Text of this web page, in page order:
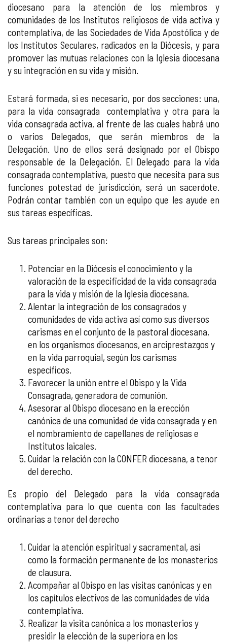
diocesano para la atención de los miembros y
comunidades de los Institutos religiosos de vida activa y
contemplativa, de las Sociedades de Vida Apostólica y de
los Institutos Seculares, radicados en la Diócesis, y para
promover las mutuas relaciones con la Iglesia diocesana
y su integración en su vida y misión.
Estará formada, si es necesario, por dos secciones: una,
para la vida consagrada contemplativa y otra para la
vida consagrada activa, al frente de las cuales habrá uno
o varios Delegados, que serán miembros de la
Delegación. Uno de ellos será designado por el Obispo
responsable de la Delegación. El Delegado para la vida
consagrada contemplativa, puesto que necesita para sus
funciones potestad de jurisdicción, será un sacerdote.
Podrán contar también con un equipo que les ayude en
sus tareas específicas.
Sus tareas principales son:
Potenciar en la Diócesis el conocimiento y la
valoración de la especificidad de la vida consagrada
para la vida y misión de la Iglesia diocesana.
Alentar la integración de los consagrados y
comunidades de vida activa así como sus diversos
carismas en el conjunto de la pastoral diocesana,
en los organismos diocesanos, en arciprestazgos y
en la vida parroquial, según los carismas
específicos.
Favorecer la unión entre el Obispo y la Vida
Consagrada, generadora de comunión.
Asesorar al Obispo diocesano en la erección
canónica de una comunidad de vida consagrada y en
el nombramiento de capellanes de religiosas e
Institutos laicales.
Cuidar la relación con la CONFER diocesana, a tenor
del derecho.
Es propio del Delegado para la vida consagrada
contemplativa para lo que cuenta con las facultades
ordinarias a tenor del derecho
Cuidar la atención espiritual y sacramental, así
como la formación permanente de los monasterios
de clausura.
Acompañar al Obispo en las visitas canónicas y en
los capítulos electivos de las comunidades de vida
contemplativa.
Realizar la visita canónica a los monasterios y
presidir la elección de la superiora en los